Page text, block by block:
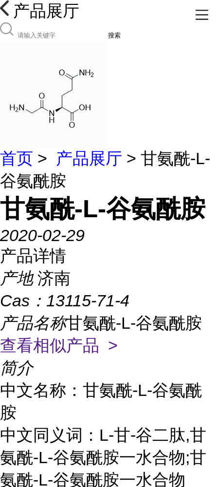
产品展厅
搜索
首页 > 产品展厅 > 甘氨酰-L-
谷氨酰胺
甘氨酰-L-谷氨酰胺
2020-02-29
产品详情
产地 济南
Cas： 13115-71-4
产品名称甘氨酰-L-谷氨酰胺
查看相似产品 >
简介
中文名称：甘氨酰-L-谷氨酰
胺
中文同义词：L-甘-谷二肽,甘
氨酰-L-谷氨酰胺一水合物;甘
氨酰-L-谷氨酰胺一水合物